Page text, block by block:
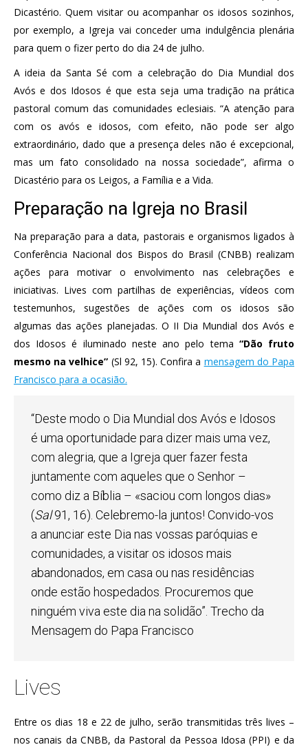
Dicastério. Quem visitar ou acompanhar os idosos sozinhos,
por exemplo, a Igreja vai conceder uma indulgência plenária
para quem o fizer perto do dia 24 de julho.
A ideia da Santa Sé com a celebração do Dia Mundial dos
Avós e dos Idosos é que esta seja uma tradição na prática
pastoral comum das comunidades eclesiais. “A atenção para
com os avós e idosos, com efeito, não pode ser algo
extraordinário, dado que a presença deles não é excepcional,
mas um fato consolidado na nossa sociedade”, afirma o
Dicastério para os Leigos, a Família e a Vida.
Preparação na Igreja no Brasil
Na preparação para a data, pastorais e organismos ligados à
Conferência Nacional dos Bispos do Brasil (CNBB) realizam
ações para motivar o envolvimento nas celebrações e
iniciativas. Lives com partilhas de experiências, vídeos com
testemunhos, sugestões de ações com os idosos são
algumas das ações planejadas. O II Dia Mundial dos Avós e
dos Idosos é iluminado neste ano pelo tema “Dão fruto
mesmo na velhice” (Sl 92, 15). Confira a mensagem do Papa
Francisco para a ocasião.
“Deste modo o Dia Mundial dos Avós e Idosos
é uma oportunidade para dizer mais uma vez,
com alegria, que a Igreja quer fazer festa
juntamente com aqueles que o Senhor –
como diz a Bíblia – «saciou com longos dias»
(Sal91, 16). Celebremo-la juntos! Convido-vos
a anunciar este Dia nas vossas paróquias e
comunidades, a visitar os idosos mais
abandonados, em casa ou nas residências
onde estão hospedados. Procuremos que
ninguém viva este dia na solidão”. Trecho da
Mensagem do Papa Francisco
Lives
Entre os dias 18 e 22 de julho, serão transmitidas três lives –
nos canais da CNBB, da Pastoral da Pessoa Idosa (PPI) e da